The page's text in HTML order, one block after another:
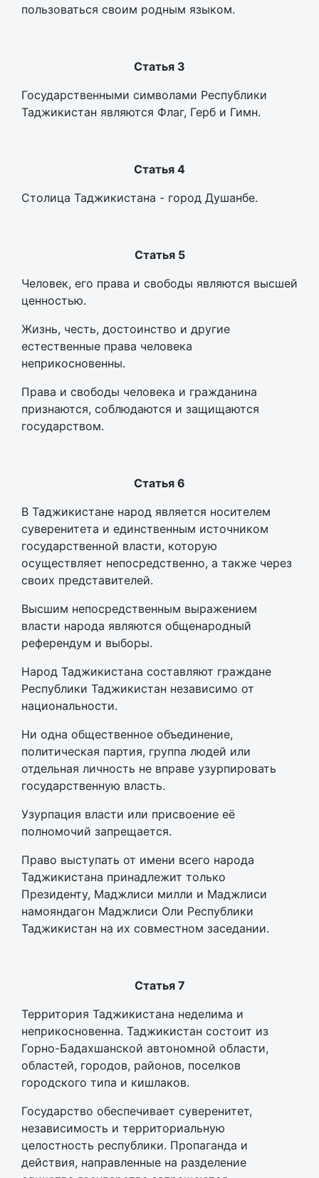
пользоваться своим родным языком.
Статья 3
Государственными символами Республики
Таджикистан являются Флаг, Герб и Гимн.
Статья 4
Столица Таджикистана - город Душанбе.
Статья 5
Человек, его права и свободы являются высшей
ценностью.
Жизнь, честь, достоинство и другие
естественные права человека
неприкосновенны.
Права и свободы человека и гражданина
признаются, соблюдаются и защищаются
государством.
Статья 6
В Таджикистане народ является носителем
суверенитета и единственным источником
государственной власти, которую
осуществляет непосредственно, а также через
своих представителей.
Высшим непосредственным выражением
власти народа являются общенародный
референдум и выборы.
Народ Таджикистана составляют граждане
Республики Таджикистан независимо от
национальности.
Ни одна общественное объединение,
политическая партия, группа людей или
отдельная личность не вправе узурпировать
государственную власть.
Узурпация власти или присвоение её
полномочий запрещается.
Право выступать от имени всего народа
Таджикистана принадлежит только
Президенту, Маджлиси милли и Маджлиси
намояндагон Маджлиси Оли Республики
Таджикистан на их совместном заседании.
Статья 7
Территория Таджикистана неделима и
неприкосновенна. Таджикистан состоит из
Горно-Бадахшанской автономной области,
областей, городов, районов, поселков
городского типа и кишлаков.
Государство обеспечивает суверенитет,
независимость и территориальную
целостность республики. Пропаганда и
действия, направленные на разделение